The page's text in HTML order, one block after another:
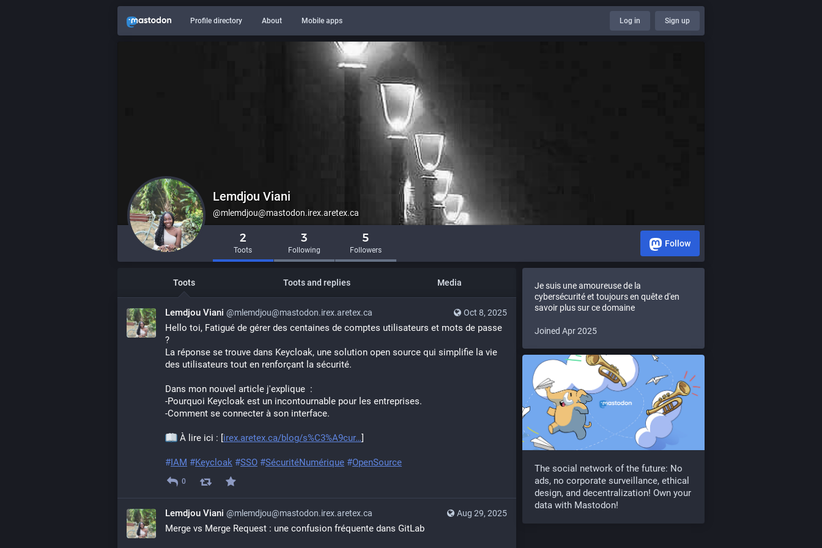
Profile directory About Mobile apps Log in Sign up
Lemdjou Viani
@mlemdjou@mastodon.irex.aretex.ca
2
Toots
3
Following
5
Followers
Follow
Toots Toots and replies Media
Oct 8, 2025
Lemdjou Viani @mlemdjou@mastodon.irex.aretex.ca
Hello toi, Fatigué de gérer des centaines de comptes utilisateurs et mots de passe
?
La réponse se trouve dans Keycloak, une solution open source qui simplifie la vie
des utilisateurs tout en renforçant la sécurité.
Dans mon nouvel article j'explique  :
-Pourquoi Keycloak est un incontournable pour les entreprises.
-Comment se connecter à son interface.
À lire ici : [irex.aretex.ca/blog/s%C3%A9cur ]
#IAM #Keycloak #SSO #SécuritéNumérique #OpenSource
0
Aug 29, 2025
Lemdjou Viani @mlemdjou@mastodon.irex.aretex.ca
Merge vs Merge Request : une confusion fréquente dans GitLab
Je suis une amoureuse de la
cybersécurité et toujours en quête d'en
savoir plus sur ce domaine
Joined Apr 2025
The social network of the future: No
ads, no corporate surveillance, ethical
design, and decentralization! Own your
data with Mastodon!